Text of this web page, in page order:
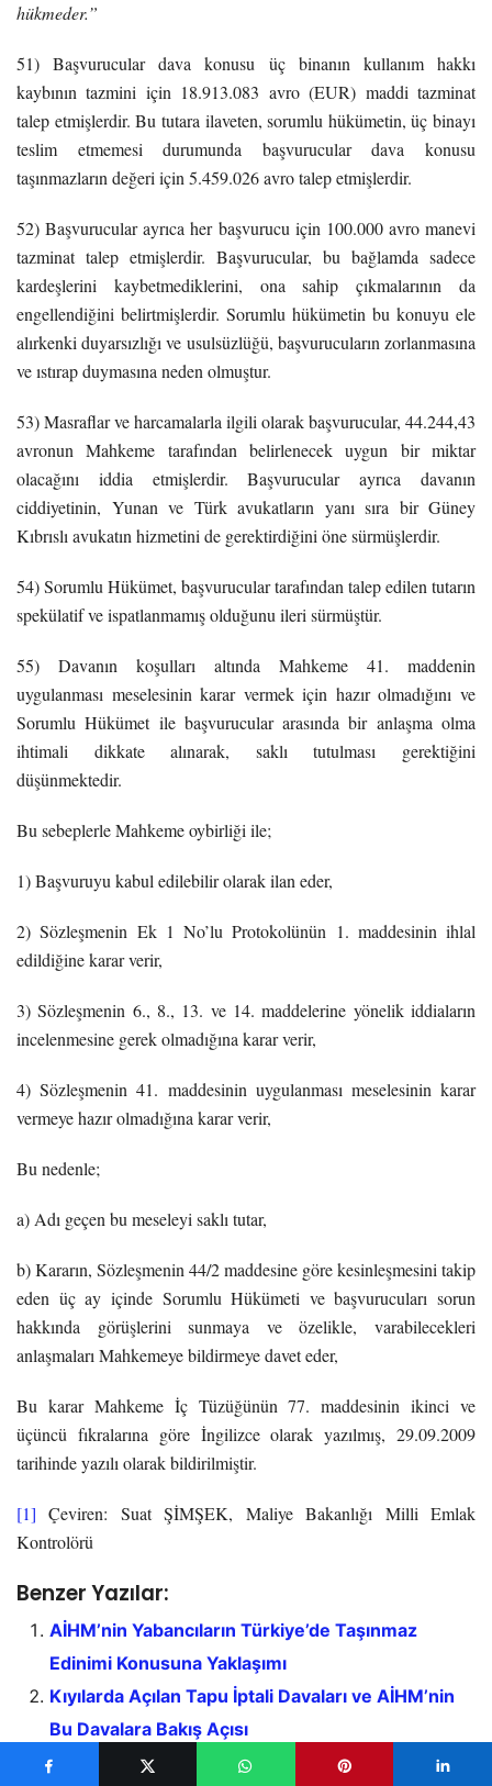
hükmeder.”
51) Başvurucular dava konusu üç binanın kullanım hakkı
kaybının tazmini için 18.913.083 avro (EUR) maddi tazminat
talep etmişlerdir. Bu tutara ilaveten, sorumlu hükümetin, üç binayı
teslim etmemesi durumunda başvurucular dava konusu
taşınmazların değeri için 5.459.026 avro talep etmişlerdir.
52) Başvurucular ayrıca her başvurucu için 100.000 avro manevi
tazminat talep etmişlerdir. Başvurucular, bu bağlamda sadece
kardeşlerini kaybetmediklerini, ona sahip çıkmalarının da
engellendiğini belirtmişlerdir. Sorumlu hükümetin bu konuyu ele
alırkenki duyarsızlığı ve usulsüzlüğü, başvurucuların zorlanmasına
ve ıstırap duymasına neden olmuştur.
53) Masraflar ve harcamalarla ilgili olarak başvurucular, 44.244,43
avronun Mahkeme tarafından belirlenecek uygun bir miktar
olacağını iddia etmişlerdir. Başvurucular ayrıca davanın
ciddiyetinin, Yunan ve Türk avukatların yanı sıra bir Güney
Kıbrıslı avukatın hizmetini de gerektirdiğini öne sürmüşlerdir.
54) Sorumlu Hükümet, başvurucular tarafından talep edilen tutarın
spekülatif ve ispatlanmamış olduğunu ileri sürmüştür.
55) Davanın koşulları altında Mahkeme 41. maddenin
uygulanması meselesinin karar vermek için hazır olmadığını ve
Sorumlu Hükümet ile başvurucular arasında bir anlaşma olma
ihtimali dikkate alınarak, saklı tutulması gerektiğini
düşünmektedir.
Bu sebeplerle Mahkeme oybirliği ile;
1) Başvuruyu kabul edilebilir olarak ilan eder,
2) Sözleşmenin Ek 1 No’lu Protokolünün 1. maddesinin ihlal
edildiğine karar verir,
3) Sözleşmenin 6., 8., 13. ve 14. maddelerine yönelik iddiaların
incelenmesine gerek olmadığına karar verir,
4) Sözleşmenin 41. maddesinin uygulanması meselesinin karar
vermeye hazır olmadığına karar verir,
Bu nedenle;
a) Adı geçen bu meseleyi saklı tutar,
b) Kararın, Sözleşmenin 44/2 maddesine göre kesinleşmesini takip
eden üç ay içinde Sorumlu Hükümeti ve başvurucuları sorun
hakkında görüşlerini sunmaya ve özelikle, varabilecekleri
anlaşmaları Mahkemeye bildirmeye davet eder,
Bu karar Mahkeme İç Tüzüğünün 77. maddesinin ikinci ve
üçüncü fıkralarına göre İngilizce olarak yazılmış, 29.09.2009
tarihinde yazılı olarak bildirilmiştir.
[1] Çeviren: Suat ŞİMŞEK, Maliye Bakanlığı Milli Emlak
Kontrolörü
Benzer Yazılar:
AİHM’nin Yabancıların Türkiye’de Taşınmaz
Edinimi Konusuna Yaklaşımı
Kıyılarda Açılan Tapu İptali Davaları ve AİHM’nin
Bu Davalara Bakış Açısı
İslam Hukukunda Malike Tanıdığı Hakların